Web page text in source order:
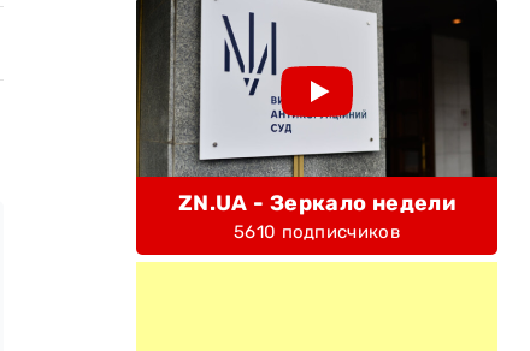
ZN.UA - Зеркало недели
5610 подписчиков